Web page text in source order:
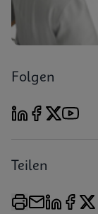
Folgen
Teilen